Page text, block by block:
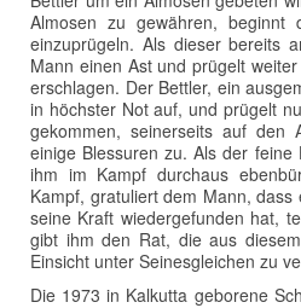
Almosen zu gewähren,
einzuprügeln. Als dieser bereits
Mann einen Ast und prügelt
erschlagen. Der Bettler, ein
in höchster Not auf, und prügelt
gekommen, seinerseits auf den
einige Blessuren zu. Als der
ihm im Kampf durchaus
Kampf, gratuliert dem Mann,
seine Kraft wiedergefunden hat,
gibt ihm den Rat, die aus
Einsicht unter Seinesgleichen zu
Die 1973 in Kalkutta geborene